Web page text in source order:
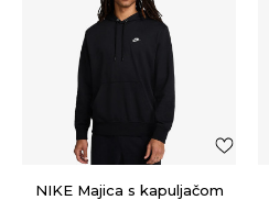
NIKE Majica s kapuljačom